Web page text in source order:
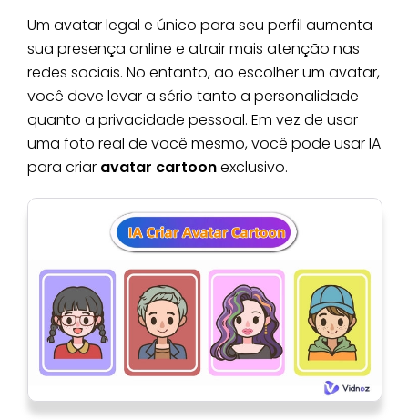
Um avatar legal e único para seu perfil aumenta
sua presença online e atrair mais atenção nas
redes sociais. No entanto, ao escolher um avatar,
você deve levar a sério tanto a personalidade
quanto a privacidade pessoal. Em vez de usar
uma foto real de você mesmo, você pode usar IA
para criar avatar cartoonexclusivo.